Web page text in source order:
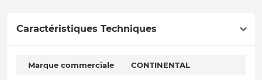
Caractéristiques Techniques
Marque commerciale CONTINENTAL